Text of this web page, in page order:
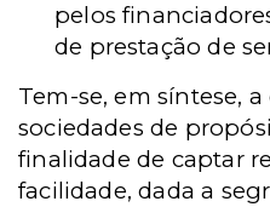
pelos
de prestação de
Tem-se, em síntese,
sociedades de
finalidade de captar
facilidade, dada a